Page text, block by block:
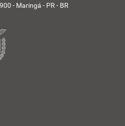
- Maringá - PR - BR